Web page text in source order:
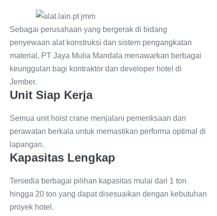
Sebagai perusahaan yang bergerak di bidang
penyewaan alat konstruksi dan sistem pengangkatan
material, PT Jaya Mulia Mandala menawarkan berbagai
keunggulan bagi kontraktor dan developer hotel di
Jember.
Unit Siap Kerja
Semua unit hoist crane menjalani pemeriksaan dan
perawatan berkala untuk memastikan performa optimal di
lapangan.
Kapasitas Lengkap
Tersedia berbagai pilihan kapasitas mulai dari 1 ton
hingga 20 ton yang dapat disesuaikan dengan kebutuhan
proyek hotel.